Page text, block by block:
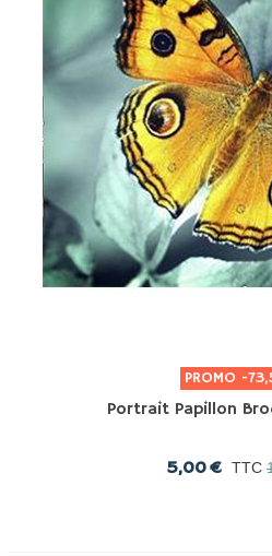
PROMO -
Portrait Papillon
5,00 € TTC